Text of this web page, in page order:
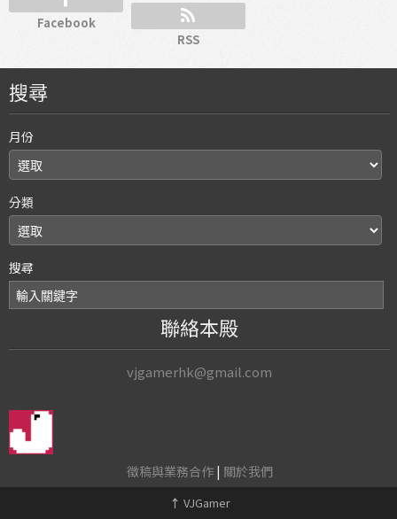
Facebook
RSS
搜尋
月份
分類
搜尋
聯絡本殿
vjgamerhk@gmail.com
徵稿與業務合作| 關於我們
↑ VJGamer